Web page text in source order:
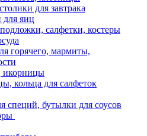
для завтрака
для яиц
салфетки, костеры
горячего, мармиты,
икорницы
кольца для салфеток
специй, бутылки для соусов